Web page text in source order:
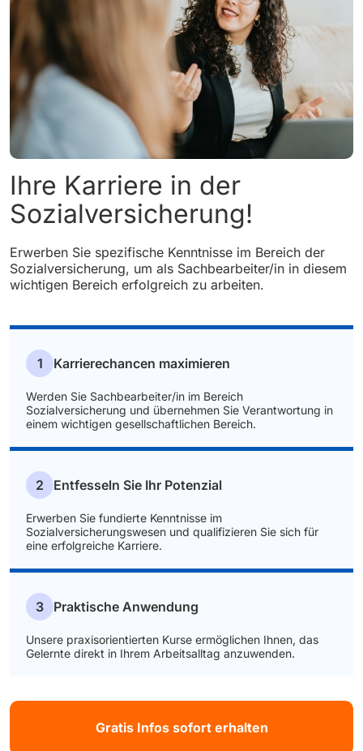
Ihre Karriere in der
Sozialversicherung!
Erwerben Sie spezifische Kenntnisse im Bereich der
Sozialversicherung, um als Sachbearbeiter/in in diesem
wichtigen Bereich erfolgreich zu arbeiten.
1 Karrierechancen maximieren
Werden Sie Sachbearbeiter/in im Bereich
Sozialversicherung und übernehmen Sie Verantwortung in
einem wichtigen gesellschaftlichen Bereich.
2 Entfesseln Sie Ihr Potenzial
Erwerben Sie fundierte Kenntnisse im
Sozialversicherungswesen und qualifizieren Sie sich für
eine erfolgreiche Karriere.
3 Praktische Anwendung
Unsere praxisorientierten Kurse ermöglichen Ihnen, das
Gelernte direkt in Ihrem Arbeitsalltag anzuwenden.
Gratis Infos sofort erhalten